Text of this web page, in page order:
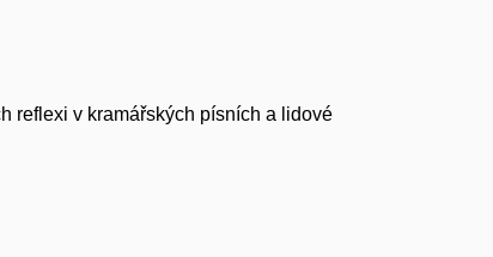
reflexi v kramářských písních a lidové